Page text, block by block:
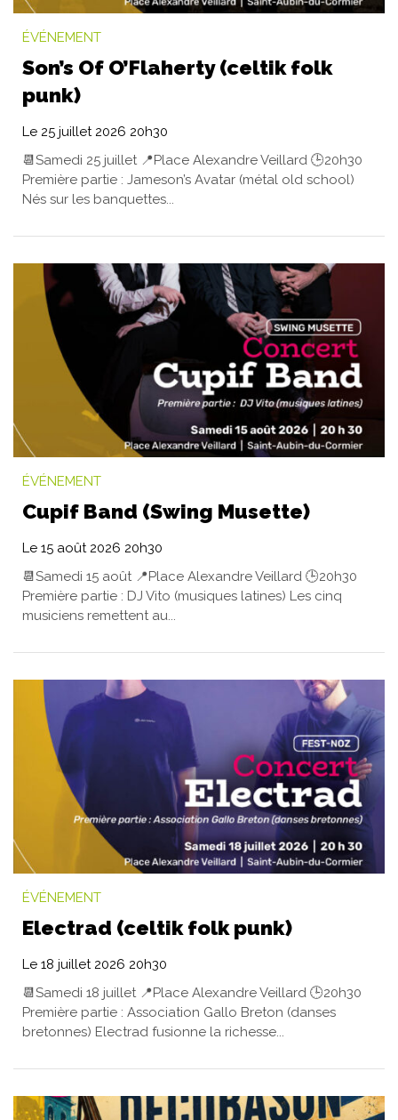
ÉVÉNEMENT
Son’s Of O’Flaherty (celtik folk
punk)
Le 25 juillet 2026 20h30
📆Samedi 25 juillet 📍Place Alexandre Veillard 🕒20h30
Première partie : Jameson’s Avatar (métal old school)
Nés sur les banquettes...
ÉVÉNEMENT
Cupif Band (Swing Musette)
Le 15 août 2026 20h30
📆Samedi 15 août 📍Place Alexandre Veillard 🕒20h30
Première partie : DJ Vito (musiques latines) Les cinq
musiciens remettent au...
ÉVÉNEMENT
Electrad (celtik folk punk)
Le 18 juillet 2026 20h30
📆Samedi 18 juillet 📍Place Alexandre Veillard 🕒20h30
Première partie : Association Gallo Breton (danses
bretonnes) Electrad fusionne la richesse...